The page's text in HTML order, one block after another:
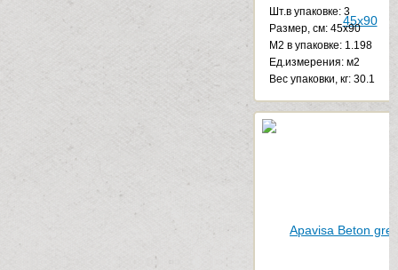
Шт.в упаковке: 3
Размер, см: 45x90
М2 в упаковке: 1.198
Ед.измерения: м2
Веc упаковки, кг: 30.1